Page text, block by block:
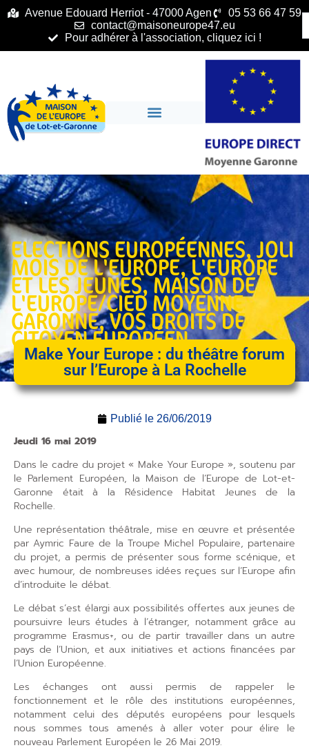
principalAvenue Edouard Herriot - 47000 Agen
05 53 66 47 59
contact@maisoneurope47.eu
Pour adhérer à l'association, cliquez ici !
ELECTIONS EUROPÉENNES,JOLI
MOIS DE L'EUROPE,L'EUROPE
ET LES JEUNES,MAISON DE
L'EUROPE/CIED MOYENNE
GARONNE,VOS DROITS DE
CITOYEN EUROPÉEN
Make Your Europe : du théâtre forum
sur l’Europe à La Rochelle
Publié le 26/06/2019
Jeudi 16 mai 2019
Dans le cadre du projet « Make Your Europe », soutenu par
le Parlement Européen, la Maison de l’Europe de Lot-et-
Garonne était à la Résidence Habitat Jeunes de la
Rochelle.
Une représentation théâtrale, mise en œuvre et présentée
par Aymric Faure de la Troupe Michel Populaire, partenaire
du projet, a permis de présenter sous forme scénique, et
avec humour, de nombreuses idées reçues sur l’Europe afin
d’introduite le débat.
Le débat s’est élargi aux possibilités offertes aux jeunes de
poursuivre leurs études à l’étranger, notamment grâce au
programme Erasmus+, ou de partir travailler dans un autre
pays de l’Union, et aux initiatives et actions financées par
l’Union Européenne.
Les échanges ont aussi permis de rappeler le
fonctionnement et le rôle des institutions européennes,
notamment celui des députés européens pour lesquels
nous sommes tous amenés à aller voter pour élire le
nouveau Parlement Européen le 26 Mai 2019.